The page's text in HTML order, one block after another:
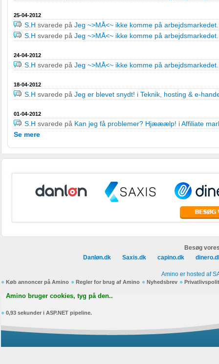
25-04-2012
S.H svarede på Jeg ~>MÅ<~ ikke komme på arbejdsmarkedet.
S.H svarede på Jeg ~>MÅ<~ ikke komme på arbejdsmarkedet.
24-04-2012
S.H svarede på Jeg ~>MÅ<~ ikke komme på arbejdsmarkedet.
18-04-2012
S.H svarede på Jeg er blevet snydt! i Teknik, hosting & e-
01-04-2012
S.H svarede på Kan jeg få problemer? Hjææælp! iAffiliate
Se mere
Besøg
Danløn.dk
Saxis.dk capino.dk
Amino er hosted af
Køb annoncer på Amino Regler for brug af Amino Nyhedsbrev
Amino bruger cookies, tyg på den..
0,93 sekunder i ASP.NET pipeline.